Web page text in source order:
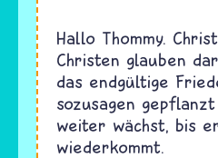
Hallo Thommy.
Christen glauben
das endgültige
sozusagen
weiter wächst, bis
wiederkommt.